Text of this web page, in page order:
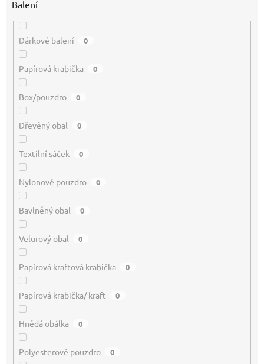
Balení
Dárkové balení 0
Papírová krabička 0
Box/pouzdro 0
Dřevěný obal 0
Textilní sáček 0
Nylonové pouzdro 0
Bavlněný obal 0
Velurový obal 0
Papírová kraftová krabička 0
Papírová krabička/ kraft 0
Hnědá obálka 0
Polyesterové pouzdro 0